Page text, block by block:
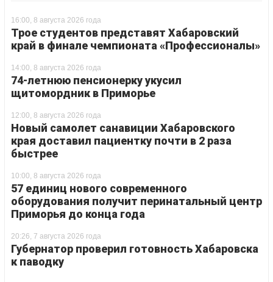
16:00, 8 августа 2026 года
Трое студентов представят Хабаровский
край в финале чемпионата «Профессионалы»
14:00, 8 августа 2026 года
74-летнюю пенсионерку укусил
щитомордник в Приморье
12:00, 8 августа 2026 года
Новый самолет санавиции Хабаровского
края доставил пациентку почти в 2 раза
быстрее
10:00, 8 августа 2026 года
57 единиц нового современного
оборудования получит перинатальный центр
Приморья до конца года
20:26, 7 августа 2026 года
Губернатор проверил готовность Хабаровска
к паводку